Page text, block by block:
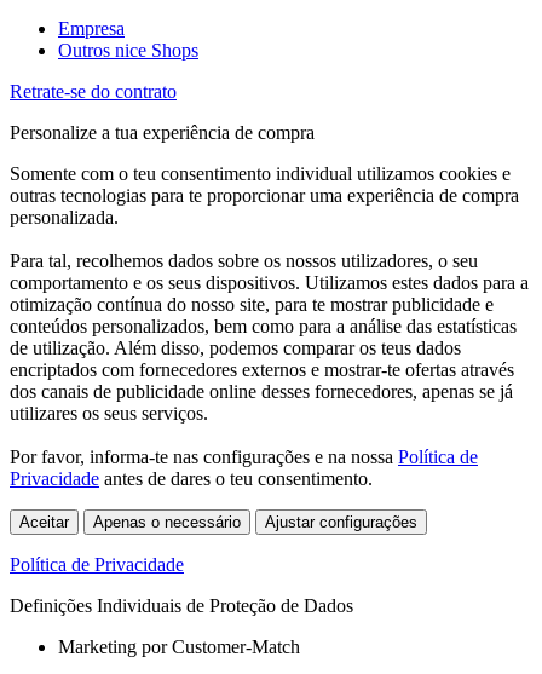
Empresa
Outros nice Shops
Retrate-se do contrato
Personalize a tua experiência de compra
Somente com o teu consentimento individual utilizamos cookies e
outras tecnologias para te proporcionar uma experiência de compra
personalizada.
Para tal, recolhemos dados sobre os nossos utilizadores, o seu
comportamento e os seus dispositivos. Utilizamos estes dados para a
otimização contínua do nosso site, para te mostrar publicidade e
conteúdos personalizados, bem como para a análise das estatísticas
de utilização. Além disso, podemos comparar os teus dados
encriptados com fornecedores externos e mostrar-te ofertas através
dos canais de publicidade online desses fornecedores, apenas se já
utilizares os seus serviços.
Por favor, informa-te nas configurações e na nossa Política de
Privacidade antes de dares o teu consentimento.
Aceitar Apenas o necessário Ajustar configurações
Política de Privacidade
Definições Individuais de Proteção de Dados
Marketing por Customer-Match